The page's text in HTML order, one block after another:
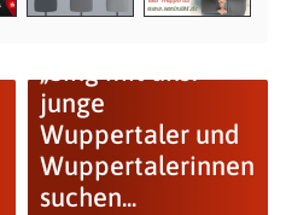
„Sing mit uns!“
junge
Wuppertaler und
Wuppertalerinnen
suchen...